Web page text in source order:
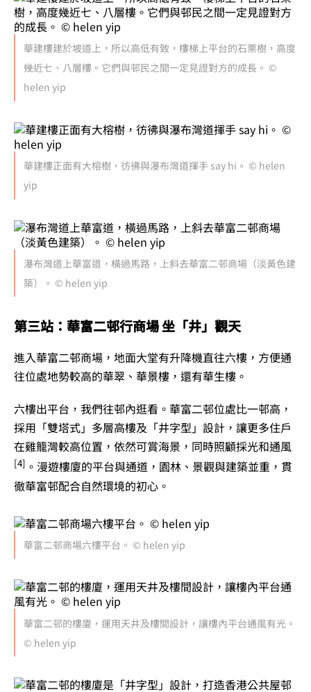
華建樓建於坡道上，所以高低有致，樓梯上平台的石栗樹，高度
幾近七、八層樓。它們與邨民之間一定見證對方的成長。 ©
helen yip
華建樓正面有大榕樹，彷彿與瀑布灣道揮手 say hi。 © helen
yip
瀑布灣道上華富道，橫過馬路，上斜去華富二邨商場（淡黃色建
築）。 © helen yip
第三站：華富二邨行商場 坐「井」觀天
進入華富二邨商場，地面大堂有升降機直往六樓，方便通
往位處地勢較高的華翠、華景樓，還有華生樓。
六樓出平台，我們往邨內逛看。華富二邨位處比一邨高，
採用「雙塔式」多層高樓及「井字型」設計，讓更多住戶
在雞籠灣較高位置，依然可賞海景，同時照顧採光和通風
[4] 。漫遊樓廈的平台與通道，園林、景觀與建築並重，貫
徹華富邨配合自然環境的初心。
華富二邨商場六樓平台。 © helen yip
華富二邨的樓廈，運用天井及樓間設計，讓樓內平台通風有光。
© helen yip